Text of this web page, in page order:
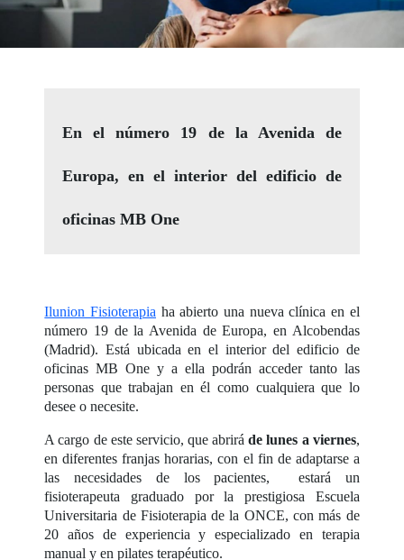
En el número 19 de la Avenida de
Europa, en el interior del edificio de
oficinas MB One
Ilunion Fisioterapia ha abierto una nueva clínica en el
número 19 de la Avenida de Europa, en Alcobendas
(Madrid). Está ubicada en el interior del edificio de
oficinas MB One y a ella podrán acceder tanto las
personas que trabajan en él como cualquiera que lo
desee o necesite.
A cargo de este servicio, que abriráde lunes a viernes,
en diferentes franjas horarias, con el fin de adaptarse a
las necesidades de los pacientes, estará un
fisioterapeuta graduado por la prestigiosa Escuela
Universitaria de Fisioterapia de la ONCE, con más de
20 años de experiencia y especializado en terapia
manual y en pilates terapéutico.